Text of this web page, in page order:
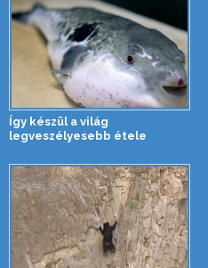
Így készül a világ
legveszélyesebb étele